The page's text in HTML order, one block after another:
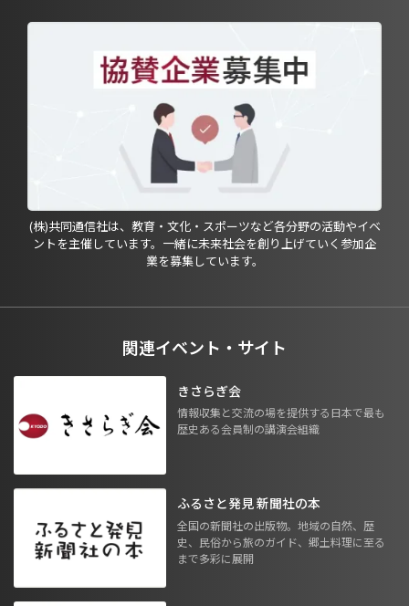
(株)共同通信社は、教育・文化・スポーツなど各分野の活動やイベ
ントを主催しています。一緒に未来社会を創り上げていく参加企
業を募集しています。
関連イベント・サイト
きさらぎ会
情報収集と交流の場を提供する日本で最も
歴史ある会員制の講演会組織
ふるさと発見 新聞社の本
全国の新聞社の出版物。地域の自然、歴
史、民俗から旅のガイド、郷土料理に至る
まで多彩に展開